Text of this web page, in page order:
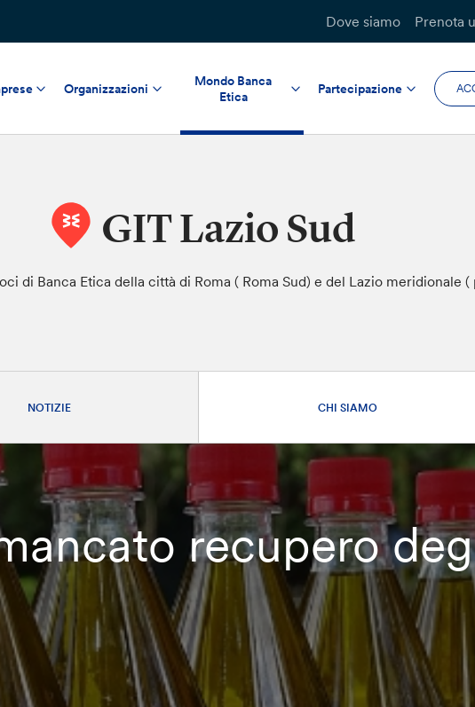
Dove siamo Prenota
Organizzazioni
Mondo Banca
Etica
Partecipazione
GIT Lazio Sud
di Banca Etica della città di Roma ( Roma Sud) e del Lazio meridionale (
NOTIZIE CHI SIAMO
recupero